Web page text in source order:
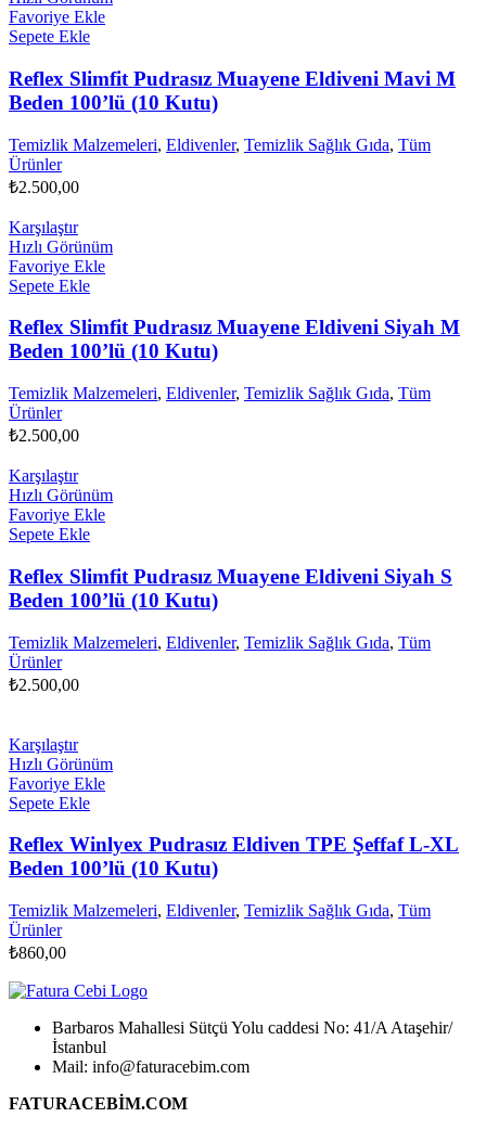
Favoriye Ekle
Sepete Ekle
Reflex Slimfit Pudrasız Muayene Eldiveni Mavi M
Beden 100’lü (10 Kutu)
Temizlik Malzemeleri, Eldivenler, Temizlik Sağlık Gıda, Tüm
Ürünler
₺2.500,00
Karşılaştır
Hızlı Görünüm
Favoriye Ekle
Sepete Ekle
Reflex Slimfit Pudrasız Muayene Eldiveni Siyah M
Beden 100’lü (10 Kutu)
Temizlik Malzemeleri, Eldivenler, Temizlik Sağlık Gıda, Tüm
Ürünler
₺2.500,00
Karşılaştır
Hızlı Görünüm
Favoriye Ekle
Sepete Ekle
Reflex Slimfit Pudrasız Muayene Eldiveni Siyah S
Beden 100’lü (10 Kutu)
Temizlik Malzemeleri, Eldivenler, Temizlik Sağlık Gıda, Tüm
Ürünler
₺2.500,00
Karşılaştır
Hızlı Görünüm
Favoriye Ekle
Sepete Ekle
Reflex Winlyex Pudrasız Eldiven TPE Şeffaf L-XL
Beden 100’lü (10 Kutu)
Temizlik Malzemeleri, Eldivenler, Temizlik Sağlık Gıda, Tüm
Ürünler
₺860,00
Barbaros Mahallesi Sütçü Yolu caddesi No: 41/A Ataşehir/
İstanbul
Mail: info@faturacebim.com
FATURACEBİM.COM